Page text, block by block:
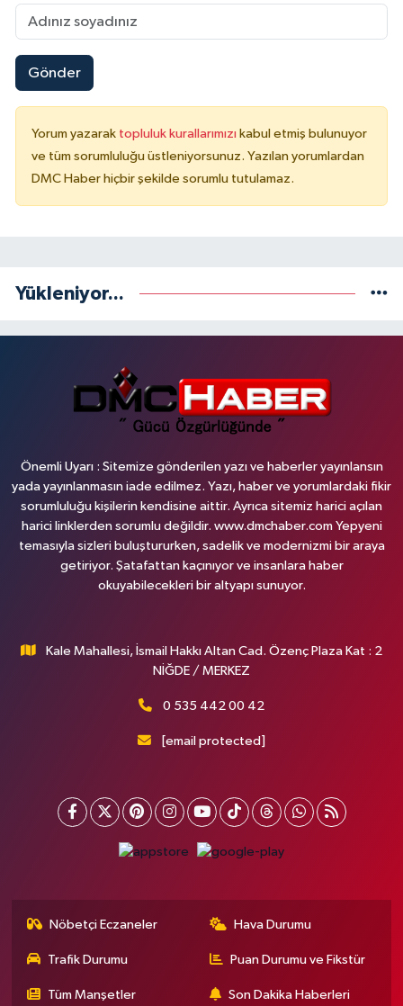
Gönder
Yorum yazarak topluluk kurallarımızı kabul etmiş bulunuyor
ve tüm sorumluluğu üstleniyorsunuz. Yazılan yorumlardan
DMC Haber hiçbir şekilde sorumlu tutulamaz.
Yükleniyor...
Önemli Uyarı : Sitemize gönderilen yazı ve haberler yayınlansın
yada yayınlanmasın iade edilmez. Yazı, haber ve yorumlardaki fikir
sorumluluğu kişilerin kendisine aittir. Ayrıca sitemiz harici açılan
harici linklerden sorumlu değildir. www.dmchaber.com Yepyeni
temasıyla sizleri buluştururken, sadelik ve modernizmi bir araya
getiriyor. Şatafattan kaçınıyor ve insanlara haber
okuyabilecekleri bir altyapı sunuyor.
Kale Mahallesi, İsmail Hakkı Altan Cad. Özenç Plaza Kat : 2
NİĞDE / MERKEZ
0 535 442 00 42
[email protected]
Nöbetçi Eczaneler Hava Durumu
Trafik Durumu Puan Durumu ve Fikstür
Tüm Manşetler Son Dakika Haberleri